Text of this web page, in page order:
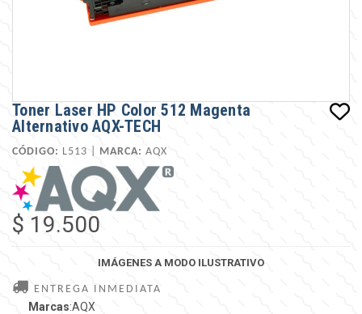
Toner Laser HP Color 512 Magenta
Alternativo AQX-TECH
CÓDIGO: L513 | MARCA: AQX
$ 19.500
IMÁGENES A MODO ILUSTRATIVO
ENTREGA INMEDIATA
Marcas:AQX